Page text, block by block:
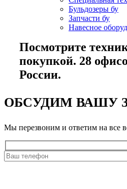
Бульдозеры бу
Запчасти бу
Навесное
Посмотрите
покупкой. 28
России.
ОБСУДИМ ВАШУ
Мы перезвоним и ответим на все